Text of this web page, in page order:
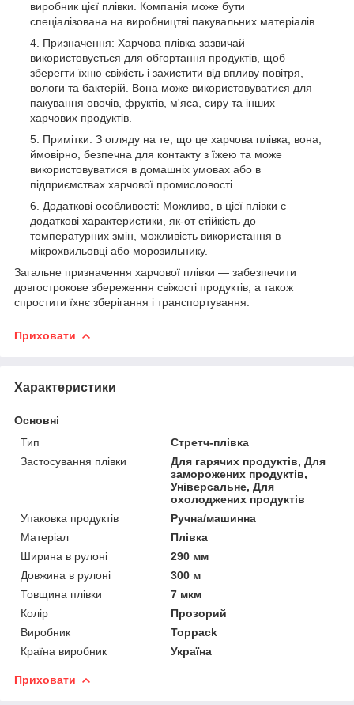
виробник цієї плівки. Компанія може бути
спеціалізована на виробництві пакувальних матеріалів.
Призначення: Харчова плівка зазвичай
використовується для обгортання продуктів, щоб
зберегти їхню свіжість і захистити від впливу повітря,
вологи та бактерій. Вона може використовуватися для
пакування овочів, фруктів, м'яса, сиру та інших
харчових продуктів.
Примітки: З огляду на те, що це харчова плівка, вона,
ймовірно, безпечна для контакту з їжею та може
використовуватися в домашніх умовах або в
підприємствах харчової промисловості.
Додаткові особливості: Можливо, в цієї плівки є
додаткові характеристики, як-от стійкість до
температурних змін, можливість використання в
мікрохвильовці або морозильнику.
Загальне призначення харчової плівки — забезпечити
довгострокове збереження свіжості продуктів, а також
спростити їхнє зберігання і транспортування.
Приховати
Характеристики
Основні
Тип
Стретч-плівка
Застосування плівки
Для гарячих продуктів, Для
заморожених продуктів,
Універсальне, Для
охолоджених продуктів
Упаковка продуктів
Ручна/машинна
Матеріал
Плівка
Ширина в рулоні
290 мм
Довжина в рулоні
300 м
Товщина плівки
7 мкм
Колір
Прозорий
Виробник
Toppack
Країна виробник
Україна
Приховати